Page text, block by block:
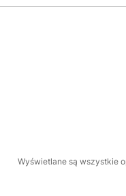
Wyświetlane są wszystkie